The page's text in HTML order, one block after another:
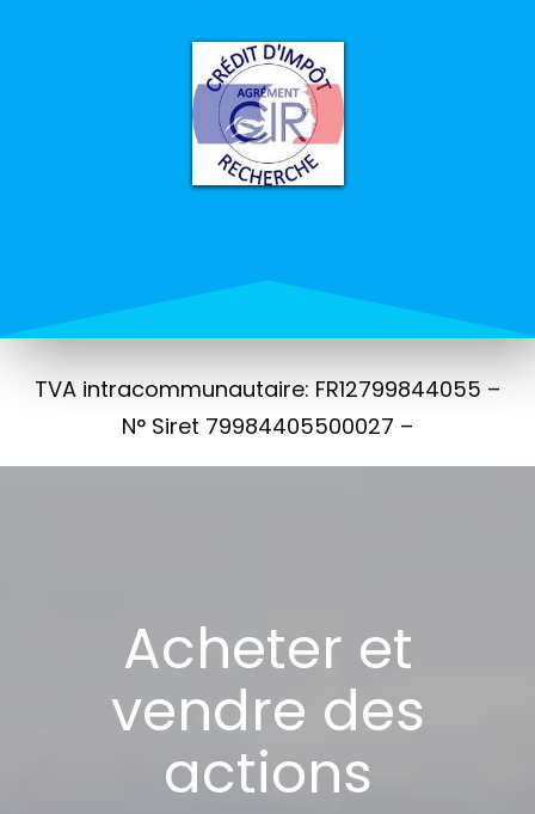
TVA intracommunautaire: FR12799844055 –
N° Siret 79984405500027 –
Acheter et
vendre des
actions